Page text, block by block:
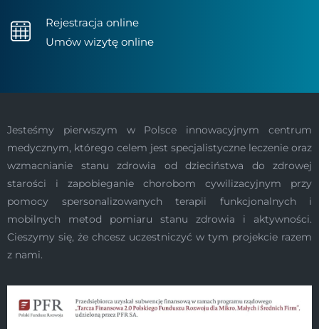
Rejestracja online
Umów wizytę online
Jesteśmy pierwszym w Polsce innowacyjnym centrum
medycznym, którego celem jest specjalistyczne leczenie oraz
wzmacnianie stanu zdrowia od dzieciństwa do zdrowej
starości i zapobieganie chorobom cywilizacyjnym przy
pomocy spersonalizowanych terapii funkcjonalnych i
mobilnych metod pomiaru stanu zdrowia i aktywności.
Cieszymy się, że chcesz uczestniczyć w tym projekcie razem
z nami.